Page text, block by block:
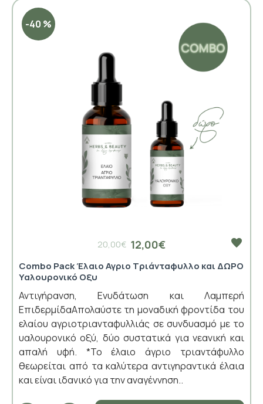
-40 %
12,00€
20,00€
Combo Pack Έλαιο Αγριο Τριάνταφυλλο και ΔΩΡΟ
Υαλουρονικό Οξυ
Αντιγήρανση, Ενυδάτωση και Λαμπερή
ΕπιδερμίδαΑπολαύστε τη μοναδική φροντίδα του
ελαίου αγριοτριανταφυλλιάς σε συνδυασμό με το
υαλουρονικό οξύ, δύο συστατικά για νεανική και
απαλή υφή. *Το έλαιο άγριο τριαντάφυλλο
θεωρείται από τα καλύτερα αντιγηραντικά έλαια
και είναι ιδανικό για την αναγέννηση..